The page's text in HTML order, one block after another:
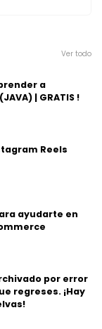
Ver todo
a
| GRATIS !
Reels
ayudarte en
por error
regreses. ¡Hay